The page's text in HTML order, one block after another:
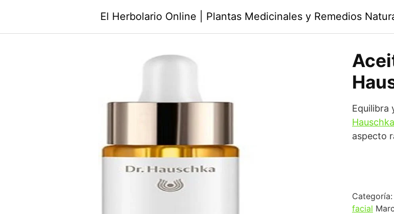
El Herbolario Online | Plantas Medicinales y Remedios
Equilibra
Hauschka
aspecto
Categoría:
facial